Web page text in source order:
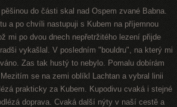
do části skal nad Ospem zvané Babna.
a po chvíli nastupuji s Kubem na příjemnou
mi po dvou dnech nepřetržitého lezení přijde
vykašlal. V posledním "bouldru", na který mi
Zas tak hustý to nebylo. Pomalu dobírám
se na zemi oblíkl Lachtan a vybral linii
prakticky za Kubem. Kupodivu cvaká i stejné
doprava. Cvaká další nýty v naší cestě a